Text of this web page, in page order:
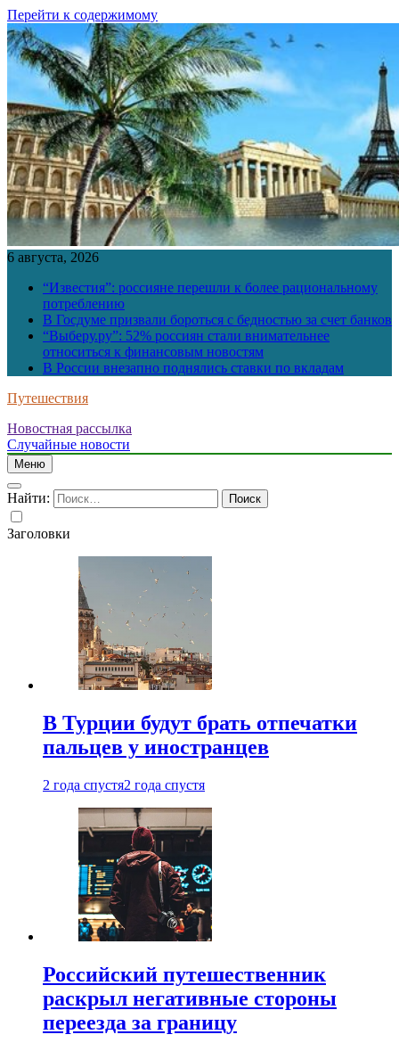
Перейти к содержимому
6 августа, 2026
“Известия”: россияне перешли к более рациональному
потреблению
В Госдуме призвали бороться с бедностью за счет банков
“Выберу.ру”: 52% россиян стали внимательнее
относиться к финансовым новостям
В России внезапно поднялись ставки по вкладам
Путешествия
Новостная рассылка
Случайные новости
Меню
Найти:
Заголовки
В Турции будут брать отпечатки
пальцев у иностранцев
2 года спустя2 года спустя
Российский путешественник
раскрыл негативные стороны
переезда за границу